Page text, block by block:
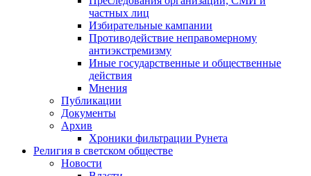
частных лиц
Избирательные кампании
Противодействие неправомерному
антиэкстремизму
Иные государственные и общественные
действия
Мнения
Публикации
Документы
Архив
Хроники фильтрации Рунета
Религия в светском обществе
Новости